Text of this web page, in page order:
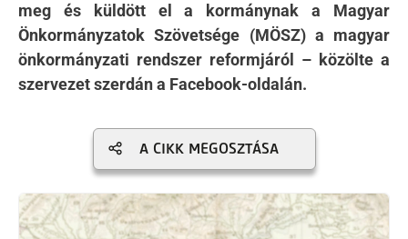
meg és küldött el a kormánynak a Magyar
Önkormányzatok Szövetsége (MÖSZ) a magyar
önkormányzati rendszer reformjáról – közölte a
szervezet szerdán a Facebook-oldalán.
A CIKK MEGOSZTÁSA
Kép